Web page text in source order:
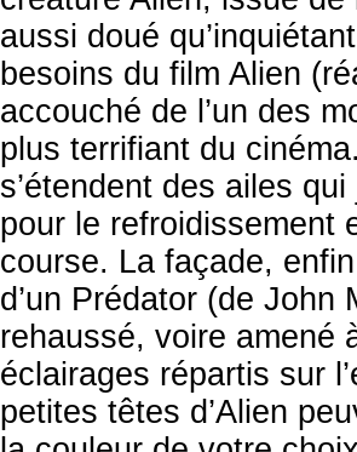
aussi doué
besoins du film Alien
accouché de l’un des
plus terrifiant du
s’étendent des ailes
pour le refroidissement
course. La façade,
d’un Prédator (de
rehaussé, voire amené
éclairages répartis sur
petites têtes d’Alien